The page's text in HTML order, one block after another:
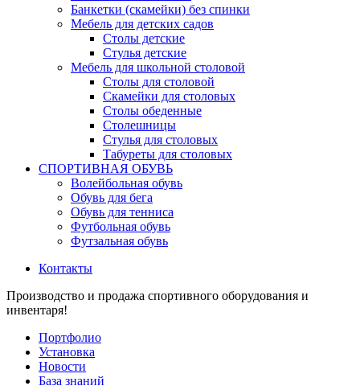
Банкетки (скамейки) без спинки
Мебель для детских садов
Столы детские
Стулья детские
Мебель для школьной столовой
Столы для столовой
Скамейки для столовых
Столы обеденные
Столешницы
Стулья для столовых
Табуреты для столовых
СПОРТИВНАЯ ОБУВЬ
Волейбольная обувь
Обувь для бега
Обувь для тенниса
Футбольная обувь
Футзальная обувь
Контакты
Производство и продажа спортивного оборудования и
инвентаря!
Портфолио
Установка
Новости
База знаний